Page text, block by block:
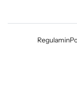
Regulamin